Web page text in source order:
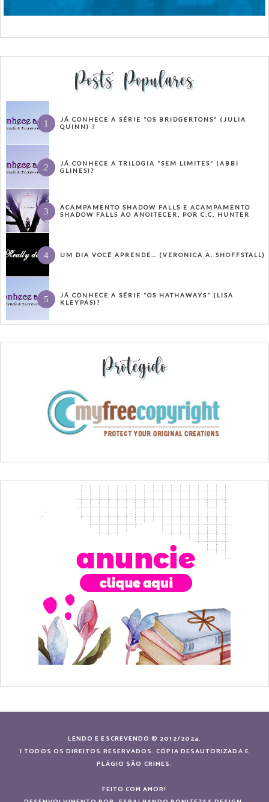
Posts Populares
JÁ CONHECE A SÉRIE “OS BRIDGERTONS” (JULIA
QUINN) ?
JÁ CONHECE A TRILOGIA “SEM LIMITES” (ABBI
GLINES)?
ACAMPAMENTO SHADOW FALLS E ACAMPAMENTO
SHADOW FALLS AO ANOITECER, POR C.C. HUNTER
UM DIA VOCÊ APRENDE… (VERONICA A. SHOFFSTALL)
JÁ CONHECE A SÉRIE “OS HATHAWAYS” (LISA
KLEYPAS)?
Protegido
LENDO E ESCREVENDO © 2012/2024.
| TODOS OS DIREITOS RESERVADOS. CÓPIA DESAUTORIZADA E
PLÁGIO SÃO CRIMES.
FEITO COM AMOR!